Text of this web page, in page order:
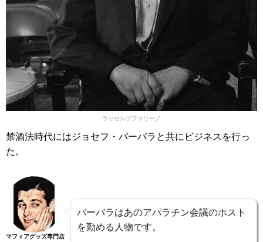
ラッセルブファリーノ
禁酒法時代にはジョセフ・バーバラと共にビジネスを行っ
た。
マフィアグッズ専門店
バーバラはあのアパラチン会議のホスト
を勤める人物です。